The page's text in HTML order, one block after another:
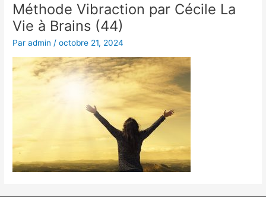
Méthode Vibraction par Cécile La
Vie à Brains (44)
Paradmin /octobre 21, 2024